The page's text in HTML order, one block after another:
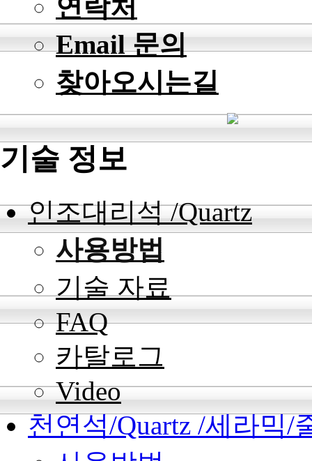
연락처
Email 문의
찾아오시는길
기술 정보
인조대리석 /Quartz
사용방법
기술 자료
FAQ
카탈로그
Video
천연석/Quartz /세라믹/